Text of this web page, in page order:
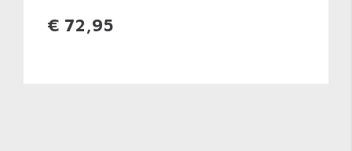
€ 72,95